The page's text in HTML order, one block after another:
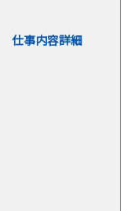
仕事内容詳細